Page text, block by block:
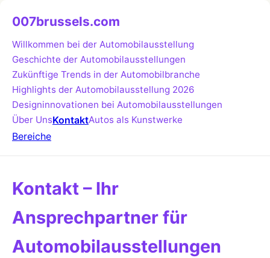
007brussels.com
Willkommen bei der Automobilausstellung
Geschichte der Automobilausstellungen
Zukünftige Trends in der Automobilbranche
Highlights der Automobilausstellung 2026
Designinnovationen bei Automobilausstellungen
Über UnsKontaktAutos als Kunstwerke
Bereiche
Kontakt – Ihr
Ansprechpartner für
Automobilausstellungen